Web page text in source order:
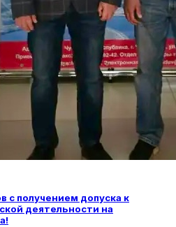
с получением допуска к
деятельности на